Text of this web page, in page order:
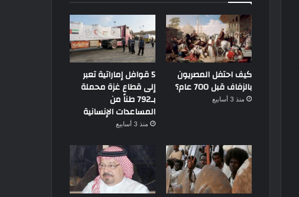
كيف احتفل المصريون
بالزفاف قبل 700 عام؟
منذ 3 أسابيع
5 قوافل إماراتية تعبر
إلى قطاع غزة محملة
بـ792 طناً من
المساعدات الإنسانية
منذ 3 أسابيع